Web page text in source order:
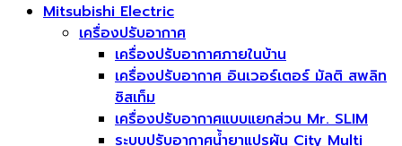
Mitsubishi Electric
เครื่องปรับอากาศ
เครื่องปรับอากาศภายในบ้าน
เครื่องปรับอากาศ อินเวอร์เตอร์ มัลติ สพลิท
ซิสเท็ม
เครื่องปรับอากาศแบบแยกส่วน Mr. SLIM
ระบบปรับอากาศน้ำยาแปรผัน City Multi